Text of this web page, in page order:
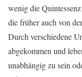
wenig die
die früher auch von
Durch verschiedene
abgekommen und
unabhängig zu sein